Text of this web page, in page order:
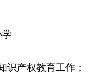
学
识产权教育工作；